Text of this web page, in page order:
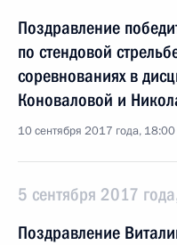
Поздравление
по стендовой
соревнованиях в
Коноваловой и
10 сентября 2017 года, 18:00
5 сентября 2017
Поздравление